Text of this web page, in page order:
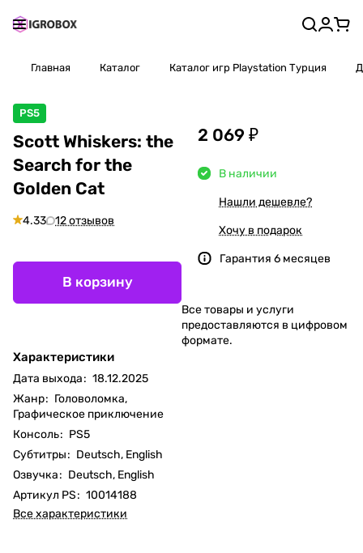
Главная Каталог Каталог игр Playstation Турция
PS5
Scott Whiskers: the
Search for the
Golden Cat
4.33 12 отзывов
В корзину
Характеристики
Дата выхода: 18.12.2025
Жанр: Головоломка,
Графическое приключение
Консоль: PS5
Субтитры: Deutsch, English
Озвучка: Deutsch, English
Артикул PS: 10014188
Все характеристики
2 069 ₽
В наличии
Нашли дешевле?
Хочу в подарок
Гарантия 6 месяцев
Все товары и услуги
предоставляются в цифровом
формате.